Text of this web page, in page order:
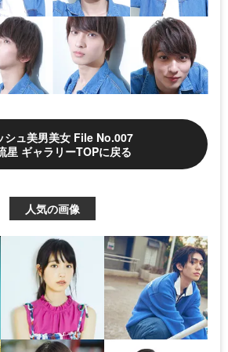
シュ美男美女 File No.007
星 ギャラリーTOPに戻る
人気の画像